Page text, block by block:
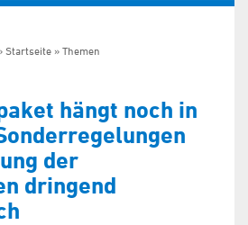
Startseite
Themen
hängt noch in
der
dringend